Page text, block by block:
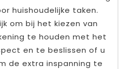
huishoudelijke taken.
om bij het kiezen van
te houden met het
en te beslissen of u
de extra inspanning te